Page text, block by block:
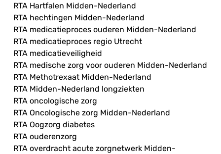
RTA Hartfalen Midden-Nederland
RTA hechtingen Midden-Nederland
RTA medicatieproces ouderen Midden-Nederland
RTA medicatieproces regio Utrecht
RTA medicatieveiligheid
RTA medische zorg voor ouderen Midden-Nederland
RTA Methotrexaat Midden-Nederland
RTA Midden-Nederland longziekten
RTA oncologische zorg
RTA Oncologische zorg Midden-Nederland
RTA Oogzorg diabetes
RTA ouderenzorg
RTA overdracht acute zorgnetwerk Midden-